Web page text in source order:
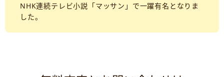
NHK連続テレビ小説「マッサン」で一躍有名となりま
した。